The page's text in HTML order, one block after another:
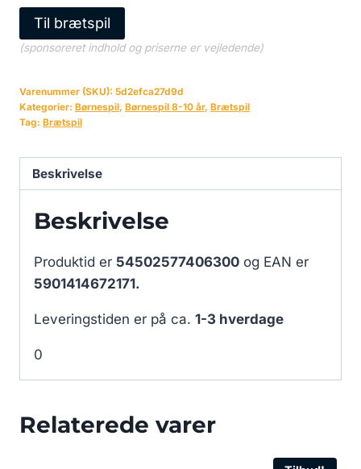
Til brætspil
(sponsoreret indhold og priserne er vejledende)
Varenummer (SKU): 5d2efca27d9d
Kategorier: Børnespil, Børnespil 8-10 år, Brætspil
Tag: Brætspil
Beskrivelse
Beskrivelse
Produktid er 54502577406300 og EAN er
5901414672171.
Leveringstiden er på ca. 1-3 hverdage
0
Relaterede varer